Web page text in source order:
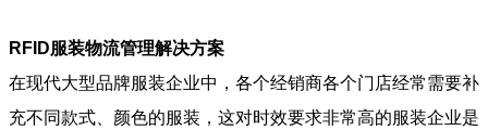
RFID服装物流管理解决方案
在现代大型品牌服装企业中，各个经销商各个门店经常需要补
充不同款式、颜色的服装，这对时效要求非常高的服装企业是